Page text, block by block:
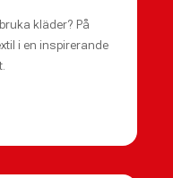
kläder? På
i en inspirerande